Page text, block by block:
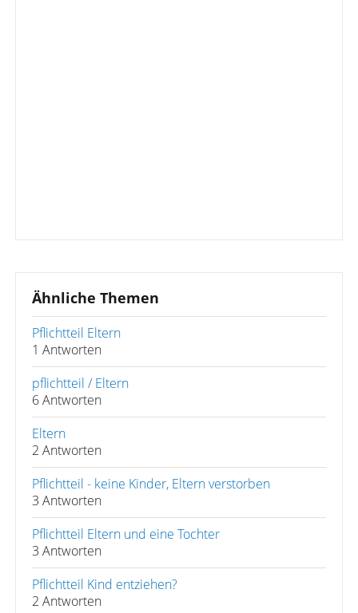
Ähnliche Themen
Pflichtteil Eltern
1 Antworten
pflichtteil / Eltern
6 Antworten
Eltern
2 Antworten
Pflichtteil - keine Kinder, Eltern verstorben
3 Antworten
Pflichtteil Eltern und eine Tochter
3 Antworten
Pflichtteil Kind entziehen?
2 Antworten